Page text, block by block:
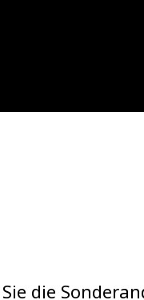
die